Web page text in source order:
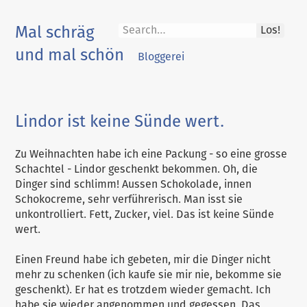
content
Los!
Mal schräg
und mal schön
Bloggerei
Lindor ist keine Sünde wert.
Zu Weihnachten habe ich eine Packung - so eine grosse
Schachtel - Lindor geschenkt bekommen. Oh, die
Dinger sind schlimm! Aussen Schokolade, innen
Schokocreme, sehr verführerisch. Man isst sie
unkontrolliert. Fett, Zucker, viel. Das ist keine Sünde
wert.
Einen Freund habe ich gebeten, mir die Dinger nicht
mehr zu schenken (ich kaufe sie mir nie, bekomme sie
geschenkt). Er hat es trotzdem wieder gemacht. Ich